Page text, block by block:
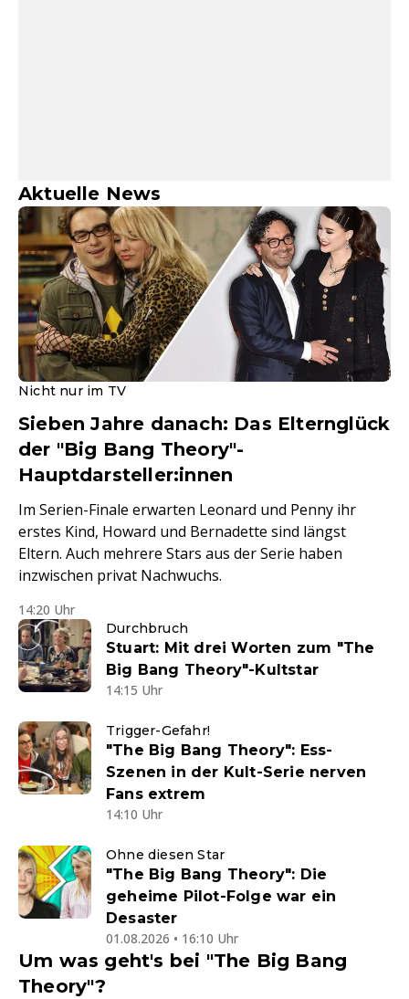
Aktuelle News
Nicht nur im TV
Sieben Jahre danach: Das Elternglück
der "Big Bang Theory"-
Hauptdarsteller:innen
Im Serien-Finale erwarten Leonard und Penny ihr
erstes Kind, Howard und Bernadette sind längst
Eltern. Auch mehrere Stars aus der Serie haben
inzwischen privat Nachwuchs.
14:20 Uhr
Durchbruch
Stuart: Mit drei Worten zum "The
Big Bang Theory"-Kultstar
14:15 Uhr
Trigger-Gefahr!
"The Big Bang Theory": Ess-
Szenen in der Kult-Serie nerven
Fans extrem
14:10 Uhr
Ohne diesen Star
"The Big Bang Theory": Die
geheime Pilot-Folge war ein
Desaster
01.08.2026 • 16:10 Uhr
Um was geht's bei "The Big Bang
Theory"?